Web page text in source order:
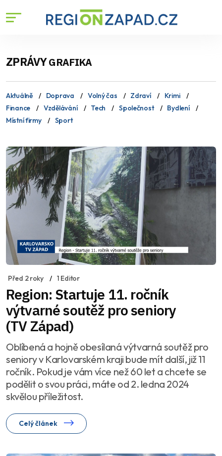
ZPRÁVYGRAFIKA
Aktuálně Doprava Volný čas Zdraví
Krimi
Finance
Vzdělávání Tech Společnost
Bydlení
Místní firmy
Sport
Před 2 roky 1 Editor
Region: Startuje 11. ročník
výtvarné soutěž pro seniory
(TV Západ)
Oblíbená a hojně obesílaná výtvarná soutěž pro
seniory v Karlovarském kraji bude mít další, již 11
ročník. Pokud je vám více než 60 let a chcete se
podělit o svou práci, máte od 2. ledna 2024
skvělou příležitost.
Celý článek